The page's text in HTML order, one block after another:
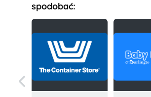
spodobać: